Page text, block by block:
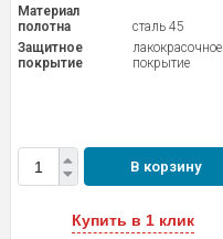
Материал
полотна
сталь 45
Защитное
покрытие
лакокрасочное
покрытие
В корзину
Купить в 1 клик